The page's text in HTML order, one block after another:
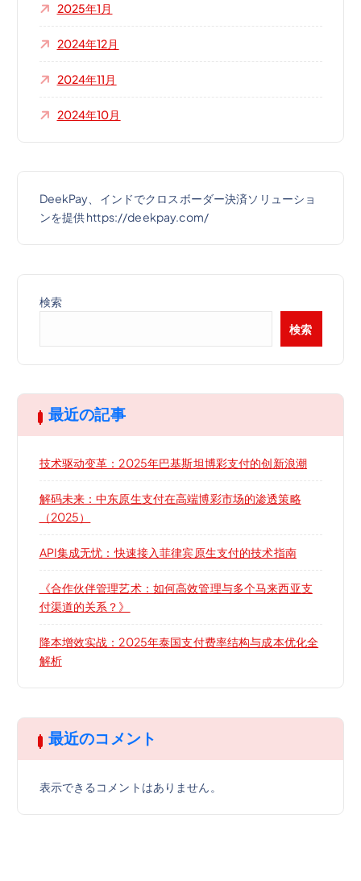
2025年1月
2024年12月
2024年11月
2024年10月
DeekPay、インドでクロスボーダー決済ソリューショ
ンを提供 https://deekpay.com/
検索
検索
最近の記事
技术驱动变革：2025年巴基斯坦博彩支付的创新浪潮
解码未来：中东原生支付在高端博彩市场的渗透策略
（2025）
API集成无忧：快速接入菲律宾原生支付的技术指南
《合作伙伴管理艺术：如何高效管理与多个马来西亚支
付渠道的关系？》
降本增效实战：2025年泰国支付费率结构与成本优化全
解析
最近のコメント
表示できるコメントはありません。